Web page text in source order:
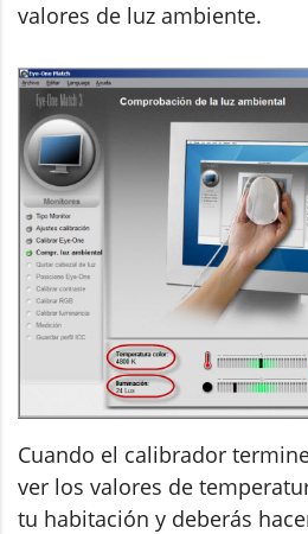
valores de luz ambiente.
Cuando el calibrador
ver los valores de
tu habitación y deberás